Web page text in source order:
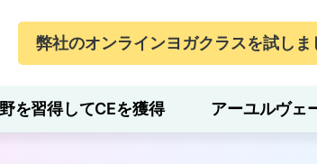
弊社のオンラインヨガクラスを試しま
を習得してCEを獲得 アーユルヴェ